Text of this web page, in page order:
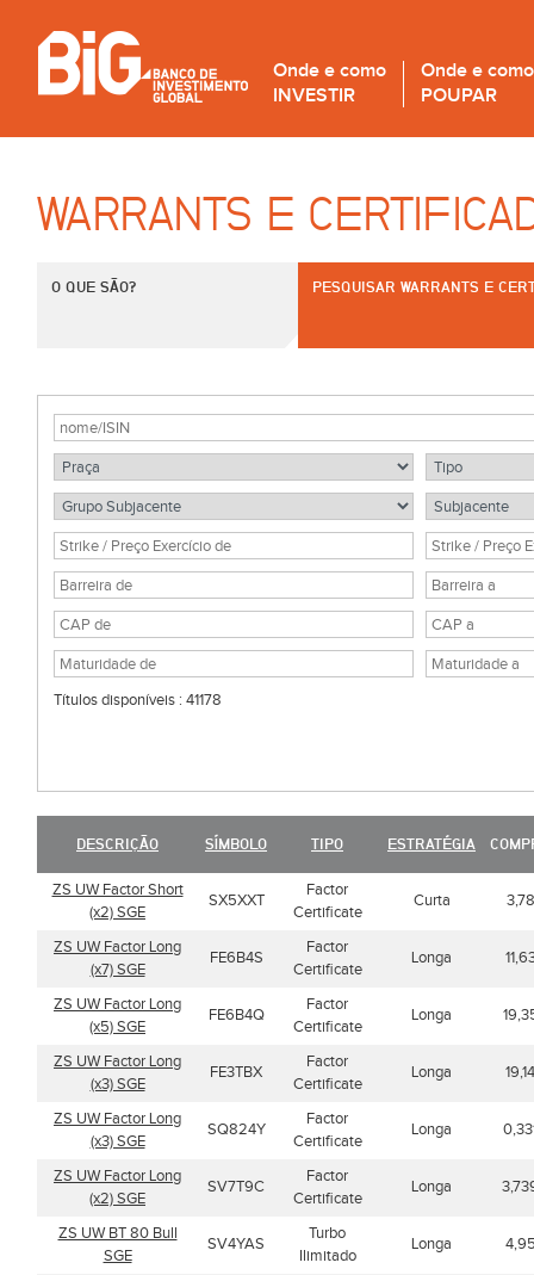
Onde e como
INVESTIR
Onde e como
POUPAR
WARRANTS E
O QUE SÃO? PESQUISAR WARRANTS E
Títulos disponíveis : 41178
DESCRIÇÃO SÍMBOLO TIPO ESTRATÉGIA
ZS UW Factor Short
(x2) SGE
SX5XXT
Factor
Certificate
Curta 3,78
ZS UW Factor Long
(x7) SGE
FE6B4S
Factor
Certificate
Longa
ZS UW Factor Long
(x5) SGE
FE6B4Q
Factor
Certificate
Longa
ZS UW Factor Long
(x3) SGE
FE3TBX
Factor
Certificate
Longa 19,14
ZS UW Factor Long
(x3) SGE
SQ824Y
Factor
Certificate
Longa
ZS UW Factor Long
(x2) SGE
SV7T9C
Factor
Certificate
Longa
ZS UW BT 80 Bull
SGE
SV4YAS
Turbo
Ilimitado
Longa